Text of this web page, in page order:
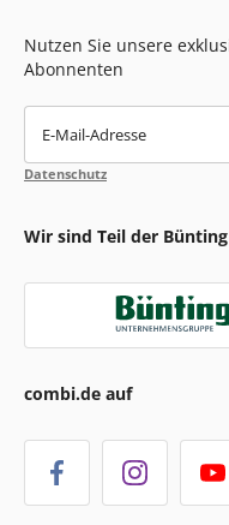
Nutzen Sie unsere
Abonnenten
E-Mail-Adresse
Datenschutz
Wir sind Teil der
combi.de auf